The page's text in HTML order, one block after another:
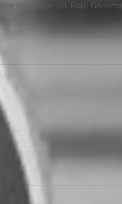
Schmitzer (2), Reis,